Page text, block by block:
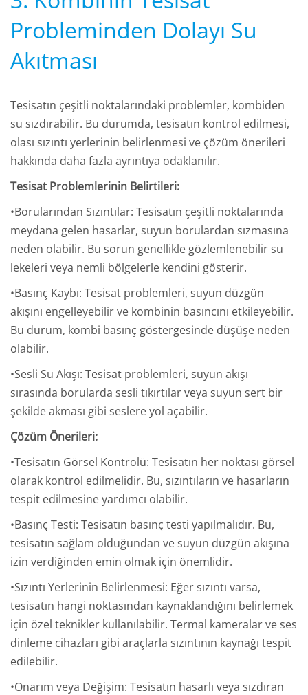
Probleminden Dolayı Su
Akıtması
Tesisatın çeşitli noktalarındaki problemler, kombiden
su sızdırabilir. Bu durumda, tesisatın kontrol edilmesi,
olası sızıntı yerlerinin belirlenmesi ve çözüm önerileri
hakkında daha fazla ayrıntıya odaklanılır.
Tesisat Problemlerinin Belirtileri:
•Borularından Sızıntılar: Tesisatın çeşitli noktalarında
meydana gelen hasarlar, suyun borulardan sızmasına
neden olabilir. Bu sorun genellikle gözlemlenebilir su
lekeleri veya nemli bölgelerle kendini gösterir.
•Basınç Kaybı: Tesisat problemleri, suyun düzgün
akışını engelleyebilir ve kombinin basıncını etkileyebilir.
Bu durum, kombi basınç göstergesinde düşüşe neden
olabilir.
•Sesli Su Akışı: Tesisat problemleri, suyun akışı
sırasında borularda sesli tıkırtılar veya suyun sert bir
şekilde akması gibi seslere yol açabilir.
Çözüm Önerileri:
•Tesisatın Görsel Kontrolü: Tesisatın her noktası görsel
olarak kontrol edilmelidir. Bu, sızıntıların ve hasarların
tespit edilmesine yardımcı olabilir.
•Basınç Testi: Tesisatın basınç testi yapılmalıdır. Bu,
tesisatın sağlam olduğundan ve suyun düzgün akışına
izin verdiğinden emin olmak için önemlidir.
•Sızıntı Yerlerinin Belirlenmesi: Eğer sızıntı varsa,
tesisatın hangi noktasından kaynaklandığını belirlemek
için özel teknikler kullanılabilir. Termal kameralar ve ses
dinleme cihazları gibi araçlarla sızıntının kaynağı tespit
edilebilir.
•Onarım veya Değişim: Tesisatın hasarlı veya sızdıran